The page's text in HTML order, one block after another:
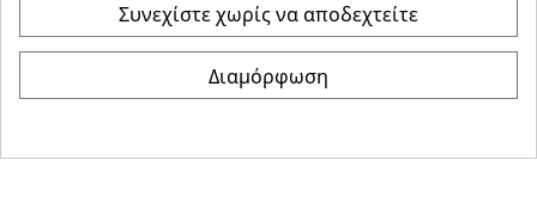
Καρώνης Ηλεκτρικά- All Rights Reserved | Powered
Συνεχίστε χωρίς να αποδεχτείτε
Διαμόρφωση